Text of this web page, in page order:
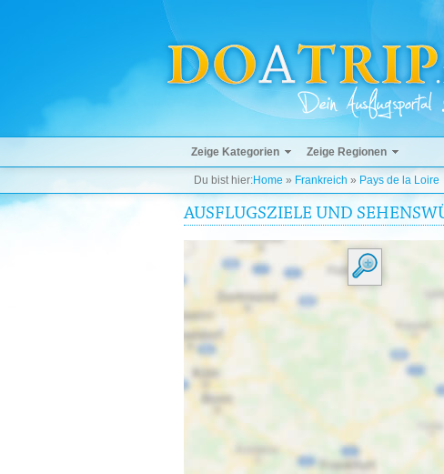
Zeige Kategorien Zeige Regionen
Du bist hier:Home » Frankreich » Pays de la Loire
AUSFLUGSZIELE UND